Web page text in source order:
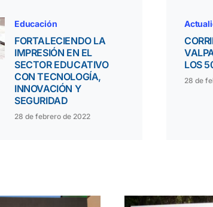
Educación
FORTALECIENDO LA
IMPRESIÓN EN EL
SECTOR EDUCATIVO
CON TECNOLOGÍA,
INNOVACIÓN Y
SEGURIDAD
28 de febrero de 2022
LOS
28 de